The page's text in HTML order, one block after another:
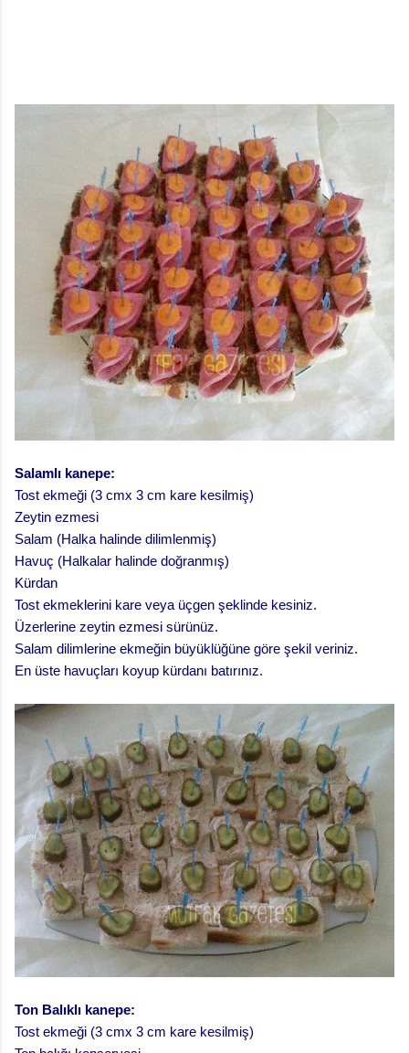
Salamlı kanepe:
Tost ekmeği (3 cmx 3 cm kare kesilmiş)
Zeytin ezmesi
Salam (Halka halinde dilimlenmiş)
Havuç (Halkalar halinde doğranmış)
Kürdan
Tost ekmeklerini kare veya üçgen şeklinde kesiniz.
Üzerlerine zeytin ezmesi sürünüz.
Salam dilimlerine ekmeğin büyüklüğüne göre şekil veriniz.
En üste havuçları koyup kürdanı batırınız.
Ton Balıklı kanepe:
Tost ekmeği (3 cmx 3 cm kare kesilmiş)